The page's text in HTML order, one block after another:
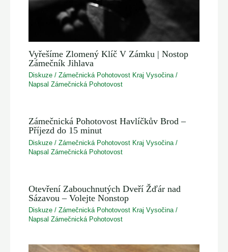
Vyřešíme Zlomený Klíč V Zámku | Nostop
Zámečník Jihlava
Diskuze /Zámečnická Pohotovost Kraj Vysočina/
NapsalZámečnická Pohotovost
Zámečnická Pohotovost Havlíčkův Brod –
Příjezd do 15 minut
Diskuze /Zámečnická Pohotovost Kraj Vysočina /
NapsalZámečnická Pohotovost
Otevření Zabouchnutých Dveří Žďár nad
Sázavou – Volejte Nonstop
Diskuze /Zámečnická Pohotovost Kraj Vysočina/
NapsalZámečnická Pohotovost